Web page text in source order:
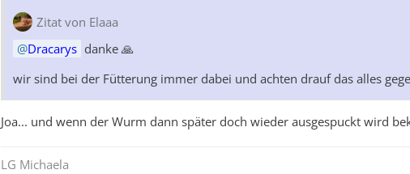
Zitat von Elaaa
Dracarys danke 🙏
wir sind bei der Fütterung immer dabei und achten drauf das alles
Joa... und wenn der Wurm dann später doch wieder ausgespuckt wird
LG Michaela